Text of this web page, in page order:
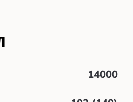
14000